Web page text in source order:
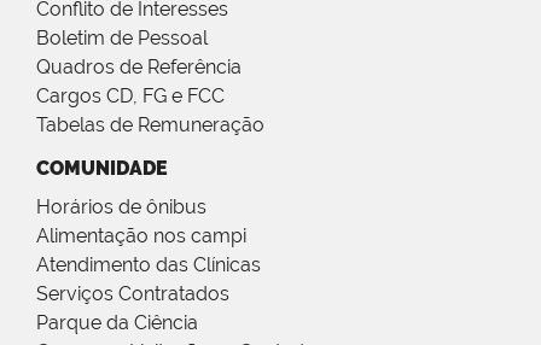
Conflito de Interesses
Boletim de Pessoal
Quadros de Referência
Cargos CD, FG e FCC
Tabelas de Remuneração
COMUNIDADE
Horários de ônibus
Alimentação nos campi
Atendimento das Clínicas
Serviços Contratados
Parque da Ciência